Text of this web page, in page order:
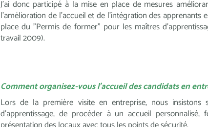
J’ai donc participé à la mise en place de mesures
l’amélioration de l’accueil et de l’intégration des
place du "Permis de former" pour les maîtres
travail 2009).
Comment organisez-vous l'accueil des candidats en
Lors de la première visite en entreprise, nous
d’apprentissage, de procéder à un accueil